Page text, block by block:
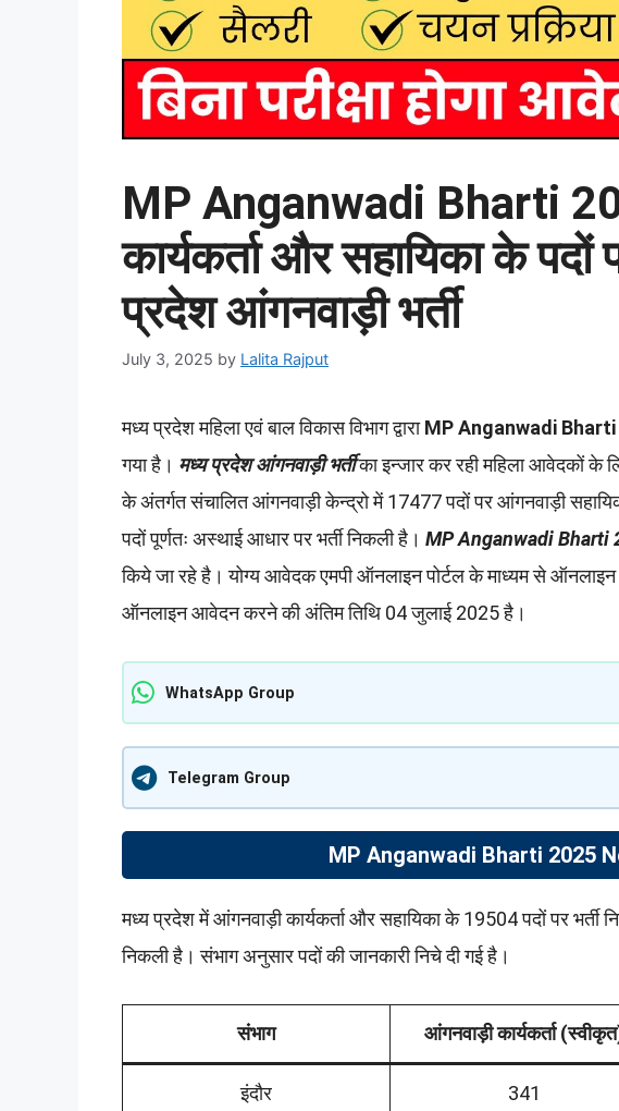
MP Anganwadi Bharti
कार्यकर्ता और सहायिका के पदों
प्रदेश आंगनवाड़ी भर्ती
July 3, 2025 by Lalita Rajput
मध्य प्रदेश महिला एवं बाल विकास विभाग द्वाराMP Anganwadi
गया है। मध्य प्रदेश आंगनवाड़ी भर्तीका इन्जार कर रही महिला आवेदकों के
के अंतर्गत संचालित आंगनवाड़ी केन्द्रो में 17477 पदों पर आंगनवाड़ी
पदों पूर्णतः अस्थाई आधार पर भर्ती निकली है। MP Anganwadi Bharti
किये जा रहे है। योग्य आवेदक एमपी ऑनलाइन पोर्टल के माध्यम से
ऑनलाइन आवेदन करने की अंतिम तिथि 04 जुलाई 2025 है।
WhatsApp Group
Telegram Group
MP Anganwadi Bharti 2025
मध्य प्रदेश में आंगनवाड़ी कार्यकर्ता और सहायिका के 19504 पदों पर भर्ती
निकली है। संभाग अनुसार पदों की जानकारी निचे दी गई है।
संभाग आंगनवाड़ी कार्यकर्ता
इंदौर 341